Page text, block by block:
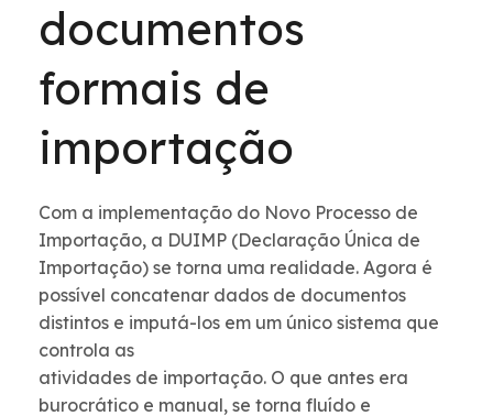
documentos
formais de
importação
Com a implementação do Novo Processo de
Importação, a DUIMP (Declaração Única de
Importação) se torna uma realidade. Agora é
possível concatenar dados de documentos
distintos e imputá-los em um único sistema que
controla as
atividades de importação. O que antes era
burocrático e manual, se torna fluído e